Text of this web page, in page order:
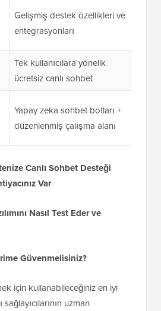
Gelişmiş destek özellikleri ve
entegrasyonları
Tek kullanıcılara yönelik
ücretsiz canlı sohbet
Yapay zeka sohbet botları +
düzenlenmiş çalışma alanı
Canlı Sohbet Desteği
Var
Nasıl Test Eder ve
Güvenmelisiniz?
için kullanabileceğiniz en iyi
sağlayıcılarının uzman